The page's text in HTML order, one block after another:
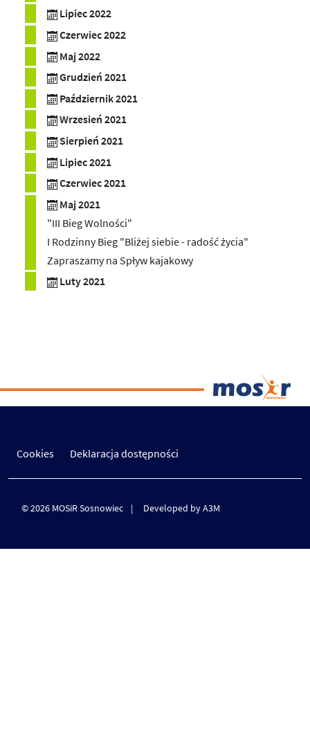
Lipiec 2022
Czerwiec 2022
Maj 2022
Grudzień 2021
Październik 2021
Wrzesień 2021
Sierpień 2021
Lipiec 2021
Czerwiec 2021
Maj 2021
"III Bieg Wolności"
I Rodzinny Bieg "Bliżej siebie - radość życia"
Zapraszamy na Spływ kajakowy
Luty 2021
Cookies Deklaracja dostępności
© 2026 MOSiR Sosnowiec Developed by A3M